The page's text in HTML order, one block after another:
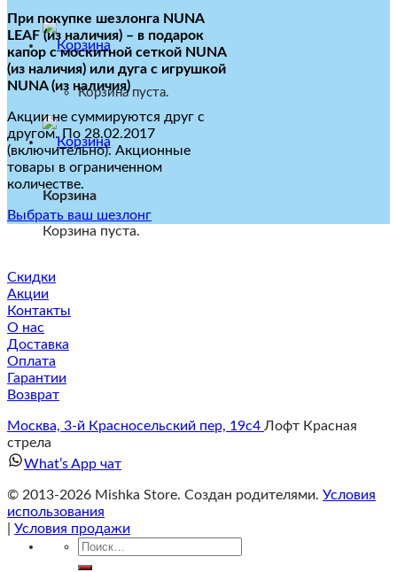
Корзина пуста.
Корзина
Корзина пуста.
При покупке шезлонга NUNA
LEAF (из наличия) – в подарок
капор с москитной сеткой NUNA
(из наличия) или дуга с игрушкой
NUNA (из наличия)
Акции не суммируются друг с
другом. По 28.02.2017
(включительно). Акционные
товары в ограниченном
количестве.
Выбрать ваш шезлонг
Скидки
Акции
Контакты
О нас
Доставка
Оплата
Гарантии
Возврат
Москва, 3-й Красносельский пер, 19с4 Лофт Красная
стрела
What’s App чат
© 2013-2026 Mishka Store. Cоздан родителями. Условия
использования
Условия продажи
Искать: